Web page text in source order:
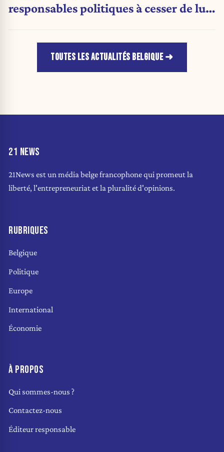
responsables politiques à cesser de lui
TOUTES LES ACTUALITÉS BELGIQUE
21 NEWS
21News est un média belge francophone qui promeut la
liberté, l'entrepreneuriat et la pluralité d'opinions.
RUBRIQUES
Belgique
Politique
Europe
International
Économie
À PROPOS
Qui sommes-nous ?
Contactez-nous
Éditeur responsable